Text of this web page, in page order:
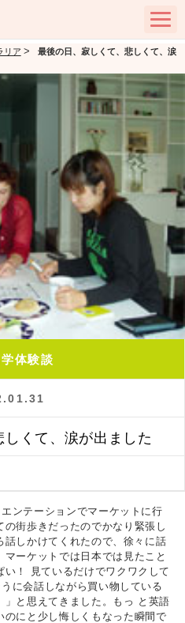
リア >
最後の日、寂しくて、悲しくて、涙
体験談
くて、涙が出ました
ンテーションでマーケットに行
街歩きだったのでかなり緊張し
しかけてくれたので、徐々に話
ーケットでは日本では見たこと
！ 見ているだけでワクワクして
に会話しながら買い物している
と思えてきました。もっ と英語
にと少し悔しくもなった瞬間で